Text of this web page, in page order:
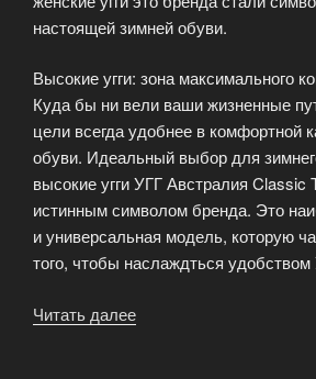
настоящей зимней обуви.
Высокие угги: зона максимального
Куда бы ни вели ваши жизненные
цели всегда удобнее в комфортной
обуви. Идеальный выбор для
высокие угги УГГ Австралия Classic
истинным символом бренда. Это
и универсальная модель, которую
того, чтобы наслаждться
Читать далее